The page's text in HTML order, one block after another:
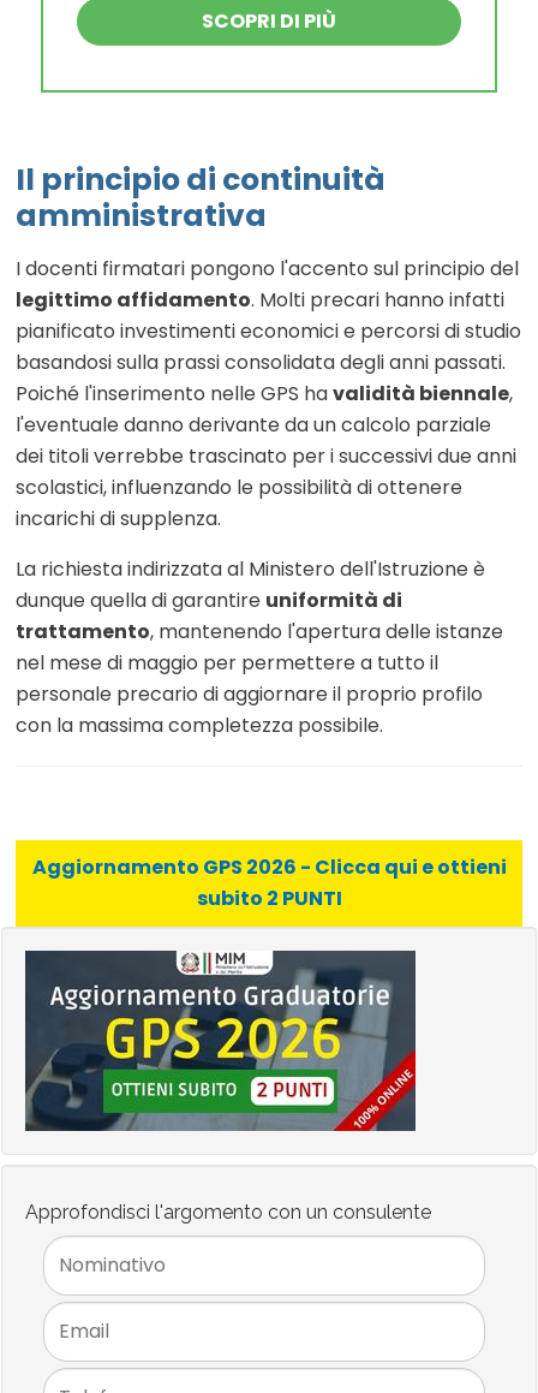
SCOPRI DI PIÙ
Il principio di continuità
amministrativa
I docenti firmatari pongono l'accento sul principio del
legittimo affidamento. Molti precari hanno infatti
pianificato investimenti economici e percorsi di studio
basandosi sulla prassi consolidata degli anni passati.
Poiché l'inserimento nelle GPS havalidità biennale,
l'eventuale danno derivante da un calcolo parziale
dei titoli verrebbe trascinato per i successivi due anni
scolastici, influenzando le possibilità di ottenere
incarichi di supplenza.
La richiesta indirizzata al Ministero dell'Istruzione è
dunque quella di garantire uniformità di
trattamento, mantenendo l'apertura delle istanze
nel mese di maggio per permettere a tutto il
personale precario di aggiornare il proprio profilo
con la massima completezza possibile.
Aggiornamento GPS 2026 - Clicca qui e ottieni
subito 2 PUNTI
Approfondisci l'argomento con un consulente